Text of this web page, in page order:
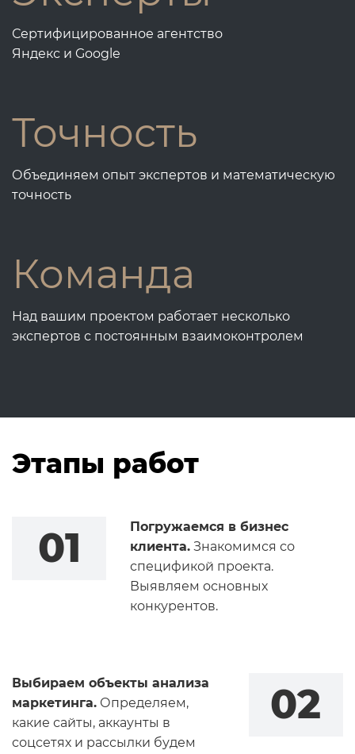
Сертифицированное агентство
Яндекс и Google
Точность
Объединяем опыт экспертов и математическую
точность
Команда
Над вашим проектом работает несколько
экспертов с постоянным взаимоконтролем
Этапы работ
01
Погружаемся в бизнес
клиента. Знакомимся со
спецификой проекта.
Выявляем основных
конкурентов.
Выбираем объекты анализа
маркетинга. Определяем,
какие сайты, аккаунты в
соцсетях и рассылки будем
02